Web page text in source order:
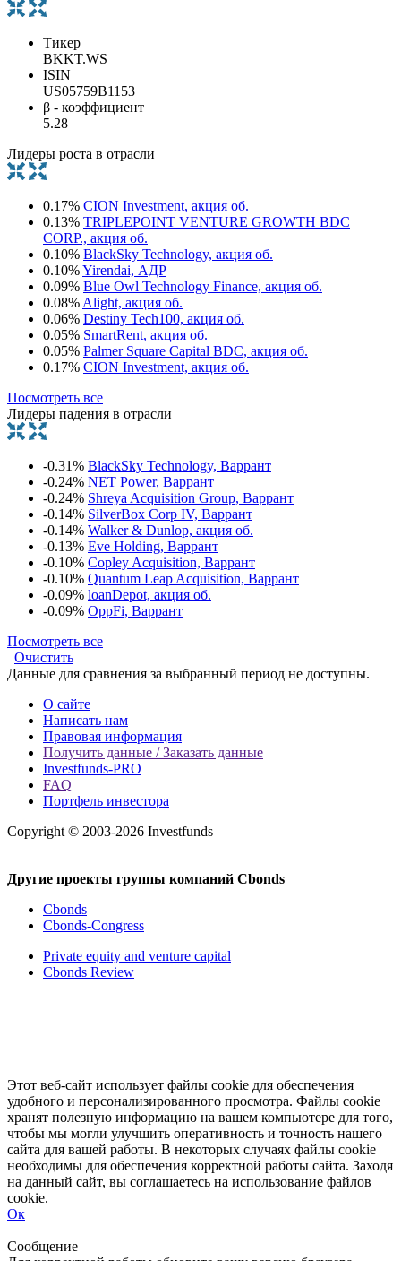
Тикер
BKKT.WS
ISIN
US05759B1153
β - коэффициент
5.28
Лидеры роста в отрасли
0.17% CION Investment, акция об.
0.13% TRIPLEPOINT VENTURE GROWTH BDC
CORP., акция об.
0.10% BlackSky Technology, акция об.
0.10%Yirendai, АДР
0.09% Blue Owl Technology Finance, акция об.
0.08%Alight, акция об.
0.06% Destiny Tech100, акция об.
0.05% SmartRent, акция об.
0.05% Palmer Square Capital BDC, акция об.
0.17% CION Investment, акция об.
Посмотреть все
Лидеры падения в отрасли
-0.31% BlackSky Technology, Варрант
-0.24% NET Power, Варрант
-0.24% Shreya Acquisition Group, Варрант
-0.14% SilverBox Corp IV, Варрант
-0.14% Walker & Dunlop, акция об.
-0.13% Eve Holding, Варрант
-0.10% Copley Acquisition, Варрант
-0.10% Quantum Leap Acquisition, Варрант
-0.09% loanDepot, акция об.
-0.09% OppFi, Варрант
Посмотреть все
Очистить
Данные для сравнения за выбранный период не доступны.
О сайте
Написать нам
Правовая информация
Получить данные / Заказать данные
Investfunds-PRO
FAQ
Портфель инвестора
Copyright © 2003-2026 Investfunds
Другие проекты группы компаний Cbonds
Cbonds
Cbonds-Congress
Private equity and venture capital
Cbonds Review
Этот веб-сайт использует файлы cookie для обеспечения
удобного и персонализированного просмотра. Файлы cookie
хранят полезную информацию на вашем компьютере для того,
чтобы мы могли улучшить оперативность и точность нашего
сайта для вашей работы. В некоторых случаях файлы cookie
необходимы для обеспечения корректной работы сайта. Заходя
на данный сайт, вы соглашаетесь на использование файлов
cookie.
Ок
Сообщение